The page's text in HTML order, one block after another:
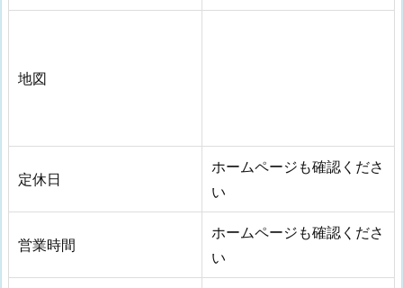
地図
定休日
ホームページも確認くださ
い
営業時間
ホームページも確認くださ
い